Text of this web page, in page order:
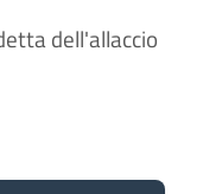
dell'allaccio